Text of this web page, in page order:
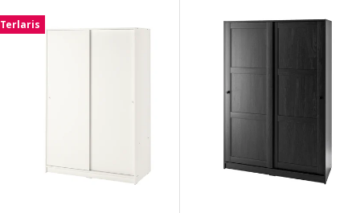
Terlaris